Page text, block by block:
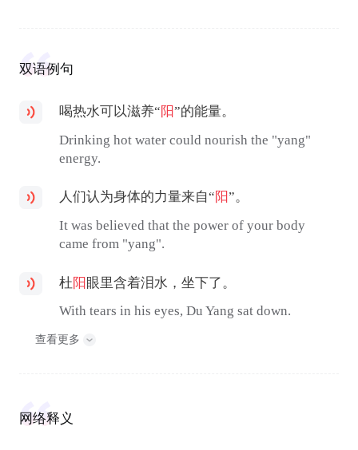
双语例句
喝热水可以滋养“阳”的能量。
Drinking hot water could nourish the "yang"
energy.
人们认为身体的力量来自“ 阳”。
It was believed that the power of your body
came from "yang".
杜阳 眼里含着泪水，坐下了。
With tears in his eyes, Du Yang sat down.
查看更多
网络释义